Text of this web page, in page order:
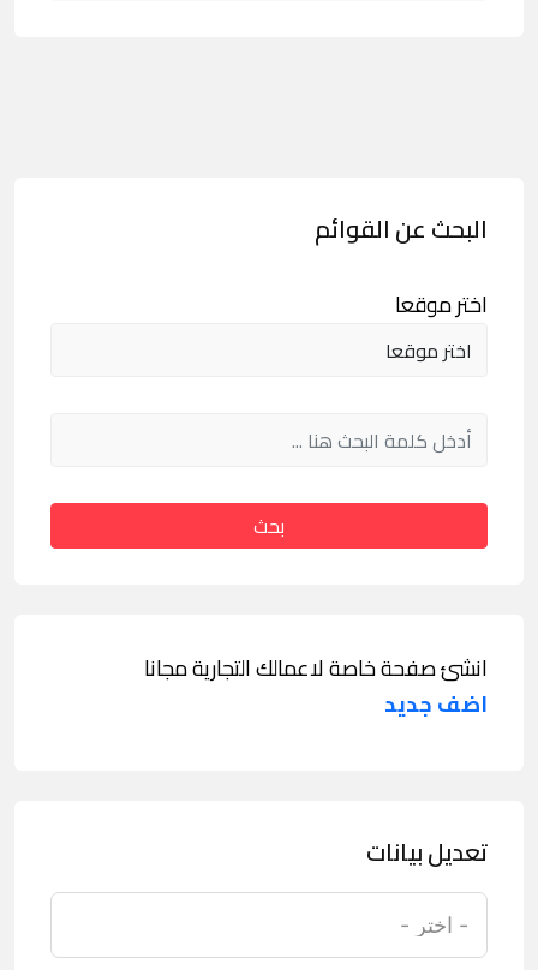
البحث عن القوائم
اختر موقعا
بحث
انشئ صفحة خاصة لاعمالك التجارية مجانا
اضف جديد
تعديل بيانات